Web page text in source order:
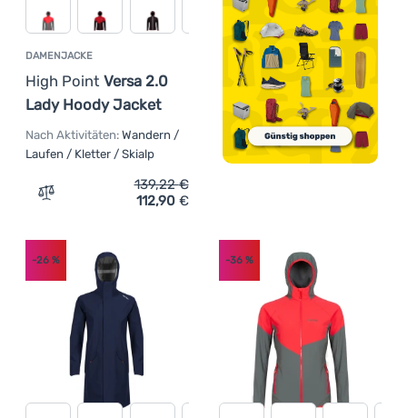
DAMENJACKE
High Point Versa 2.0
Lady Hoody Jacket
Nach Aktivitäten: Wandern /
Laufen / Kletter / Skialp
Zum Vergleich 'Damenjacke High Point Versa 2.0 Lady
139,22€
112,90 €
-26 % -36%